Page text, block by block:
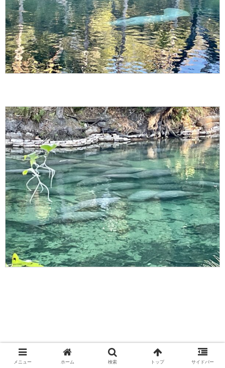
メニュー ホーム 検索 トップ サイドバー